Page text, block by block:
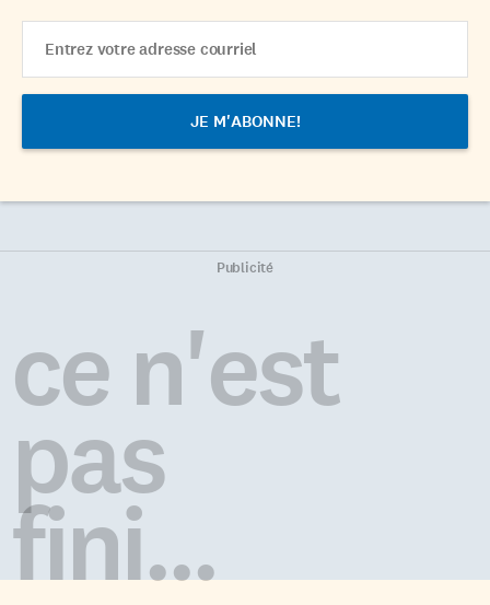
Address
Publicité
ce n'est
pas
fini...